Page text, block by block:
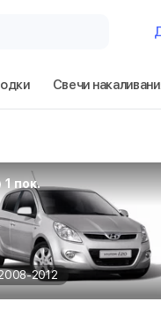
Гараж
Сбросить
Свечи
1 пок.
2012